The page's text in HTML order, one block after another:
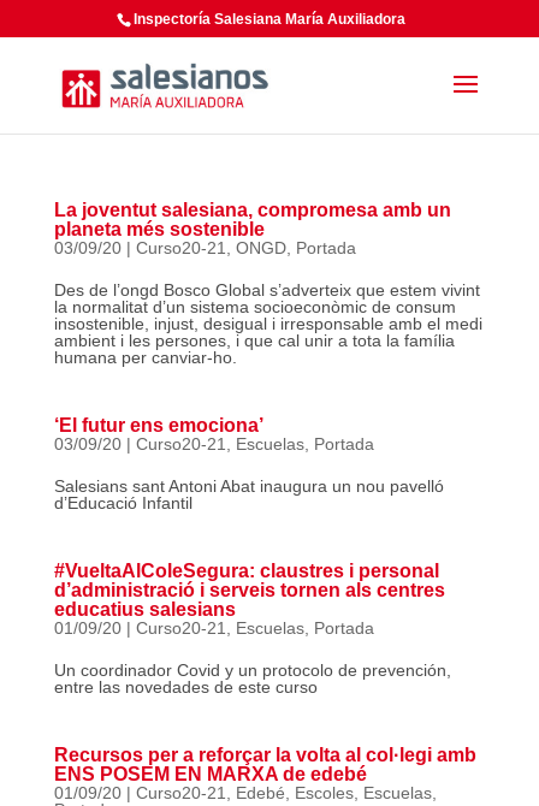
Inspectoría Salesiana María Auxiliadora
La joventut salesiana, compromesa amb un
planeta més sostenible
03/09/20| Curso20-21 ONGD, Portada
Des de l’ongd Bosco Global s’adverteix que estem vivint
la normalitat d’un sistema socioeconòmic de consum
insostenible, injust, desigual i irresponsable amb el medi
ambient i les persones, i que cal unir a tota la família
humana per canviar-ho.
‘El futur ens emociona’
03/09/20| Curso20-21 Escuelas, Portada
Salesians sant Antoni Abat inaugura un nou pavelló
d’Educació Infantil
#VueltaAlColeSegura: claustres i personal
d’administració i serveis tornen als centres
educatius salesians
01/09/20| Curso20-21 Escuelas, Portada
Un coordinador Covid y un protocolo de prevención,
entre las novedades de este curso
Recursos per a reforçar la volta al col·legi amb
ENS POSEM EN MARXA de edebé
01/09/20| Curso20-21 Edebé Escoles, Escuelas,